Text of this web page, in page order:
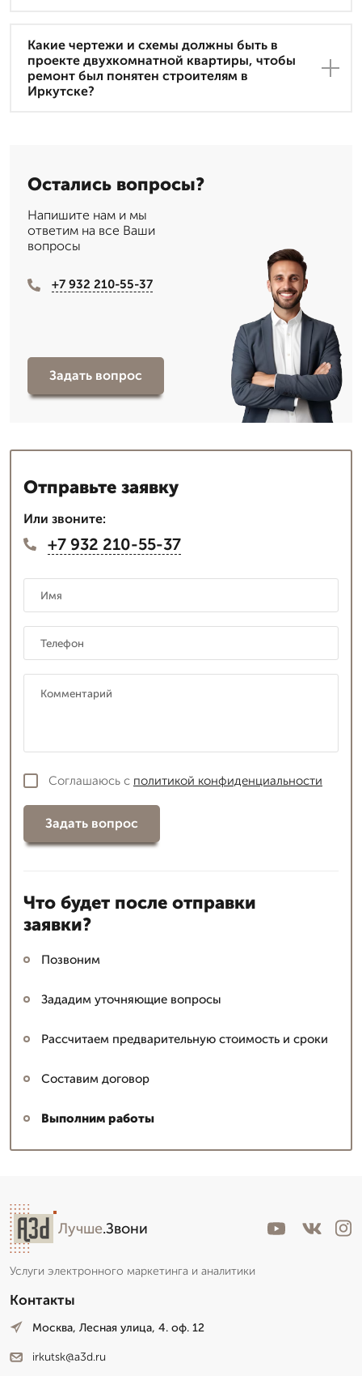
Какие чертежи и схемы должны быть в
проекте двухкомнатной квартиры, чтобы
ремонт был понятен строителям в
Иркутске?
Остались вопросы?
Напишите нам и мы
ответим на все Ваши
вопросы
+7 932 210-55-37
Задать вопрос
Отправьте заявку
Или звоните:
+7 932 210-55-37
Соглашаюсь с политикой конфиденциальности
Задать вопрос
Что будет после отправки
заявки?
Позвоним
Зададим уточняющие вопросы
Рассчитаем предварительную стоимость и сроки
Составим договор
Выполним работы
Лучше.Звони
Услуги электронного маркетинга и аналитики
Контакты
Москва, Лесная улица, 4. оф. 12
irkutsk@a3d.ru